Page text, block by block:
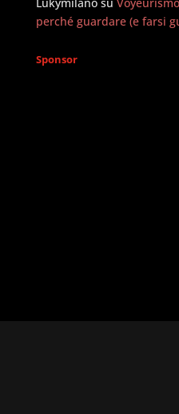
perché guardare (e farsi
Sponsor